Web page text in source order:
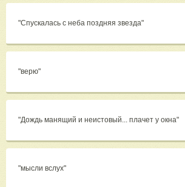
"Спускалась с неба поздняя звезда"
"верю"
"Дождь манящий и неистовый... плачет у окна"
"мысли вслух"